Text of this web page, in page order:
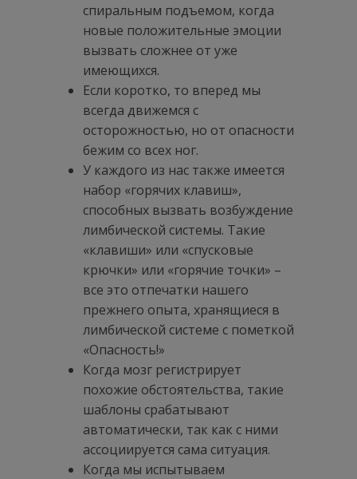
спиральным подъемом, когда
новые положительные эмоции
вызвать сложнее от уже
имеющихся.
Если коротко, то вперед мы
всегда движемся с
осторожностью, но от опасности
бежим со всех ног.
У каждого из нас также имеется
набор «горячих клавиш»,
способных вызвать возбуждение
лимбической системы. Такие
«клавиши» или «спусковые
крючки» или «горячие точки» –
все это отпечатки нашего
прежнего опыта, хранящиеся в
лимбической системе с пометкой
«Опасность!»
Когда мозг регистрирует
похожие обстоятельства, такие
шаблоны срабатывают
автоматически, так как с ними
ассоциируется сама ситуация.
Когда мы испытываем